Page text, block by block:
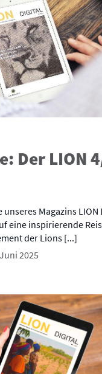
Der LION
unseres Magazins LION
eine inspirierende
der Lions [...]
2025